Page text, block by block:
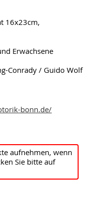
16x23cm,
Erwachsene
Conrady / Guido Wolf
bonn.de/
aufnehmen, wenn
Sie bitte auf